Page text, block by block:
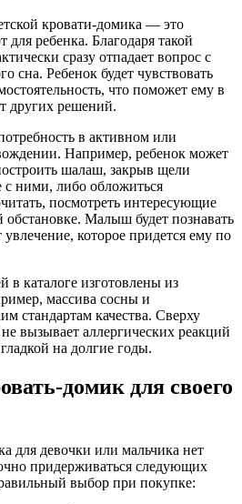
кровати-домика — это
ребенка. Благодаря такой
сразу отпадает вопрос с
сна. Ребенок будет чувствовать
что поможет ему в
других решений.
в активном или
Например, ребенок может
шалаш, закрыв щели
с ними, либо обложиться
посмотреть интересующие
обстановке. Малыш будет познавать
которое придется ему по
в каталоге изготовлены из
массива сосны и
стандартам качества. Сверху
вызывает аллергических реакций
на долгие годы.
домик для своего
для девочки или мальчика нет
придерживаться следующих
выбор при покупке: